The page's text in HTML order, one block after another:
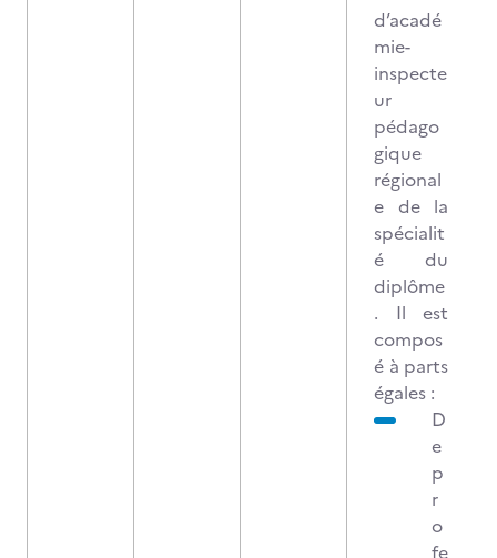
d’acadé
mie-
inspecte
ur
pédago
gique
régional
e de la
spécialit
é du
diplôme
. Il est
compos
é à parts
égales :
D
e
p
r
o
fe